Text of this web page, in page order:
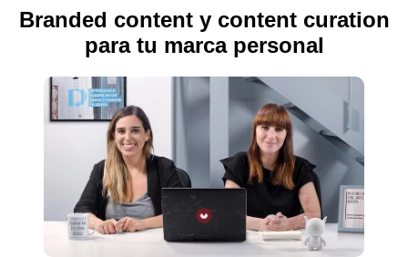
Branded content y content curation
para tu marca personal